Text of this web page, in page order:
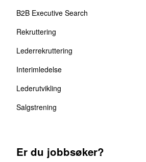
B2B Executive Search
Rekruttering
Lederrekruttering
Interimledelse
Lederutvikling
Salgstrening
Er du jobbsøker?